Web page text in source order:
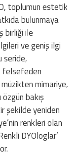
toplumun estetik
bulunmaya
birliği ile
ve geniş ilgi
seride,
felsefeden
mimariye,
bakış
şekilde yeniden
renkleri olan
DYOloglar’